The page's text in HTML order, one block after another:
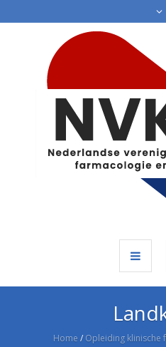
Home / Opleiding klinische